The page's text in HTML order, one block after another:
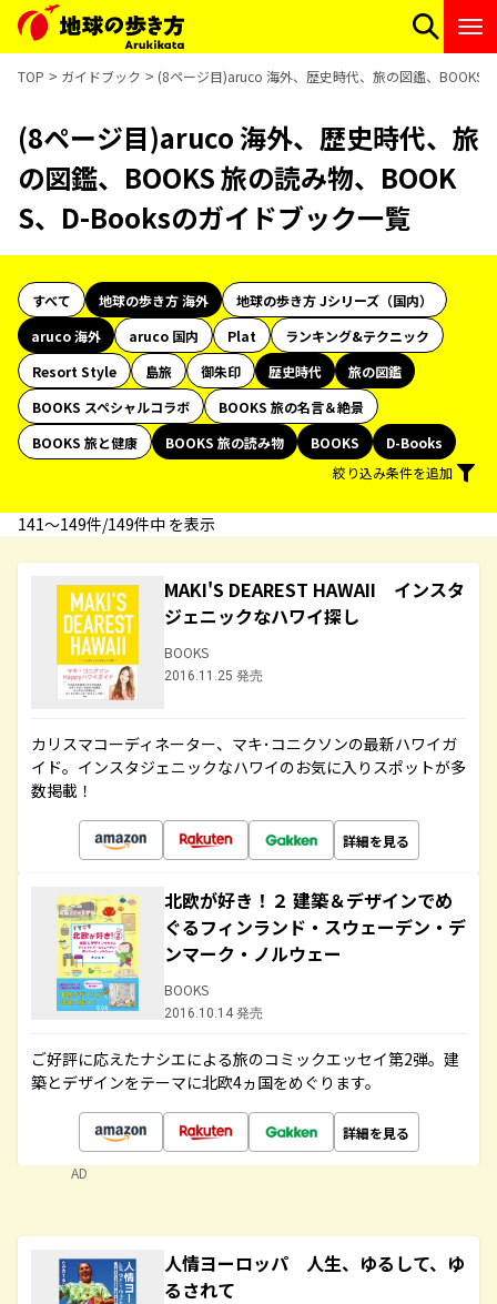
TOP ガイドブック (8ページ目)aruco 海外、歴史時代、旅の図鑑、BOOKS
(8ページ目)aruco 海外、歴史時代、旅
の図鑑、BOOKS 旅の読み物、BOOK
S、D-Booksのガイドブック一覧
すべて 地球の歩き方 海外
地球の歩き方 Jシリーズ（国内）
aruco 海外
aruco 国内 Plat
ランキング&テクニック
Resort Style
島旅 御朱印 歴史時代
旅の図鑑
BOOKS スペシャルコラボ
BOOKS 旅の名言＆絶景
BOOKS 旅と健康
BOOKS 旅の読み物 BOOKS
D-Books
絞り込み条件を追加
141〜149件/149件中 を表示
MAKI'S DEAREST HAWAII インスタ
ジェニックなハワイ探し
BOOKS
2016.11.25 発売
カリスマコーディネーター、マキ･コニクソンの最新ハワイガ
イド。インスタジェニックなハワイのお気に入りスポットが多
数掲載！
詳細を見る
北欧が好き！２ 建築＆デザインでめ
ぐるフィンランド・スウェーデン・デ
ンマーク・ノルウェー
BOOKS
2016.10.14 発売
ご好評に応えたナシエによる旅のコミックエッセイ第2弾。建
築とデザインをテーマに北欧4ヵ国をめぐります。
詳細を見る
AD
人情ヨーロッパ 人生、ゆるして、ゆ
るされて